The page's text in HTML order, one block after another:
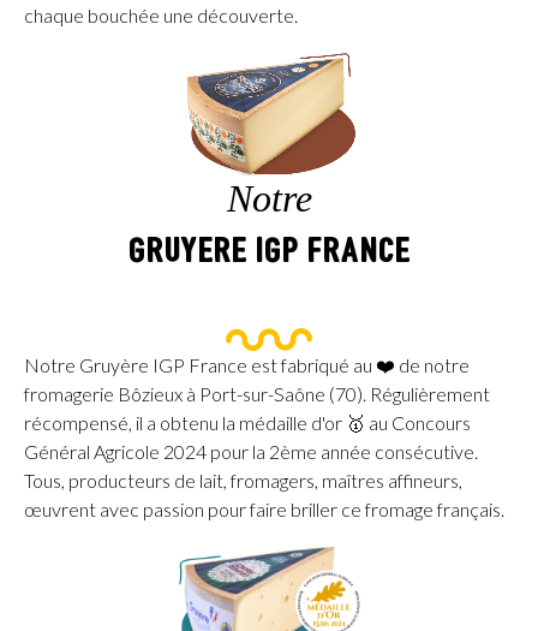
chaque bouchée une découverte.
Notre
Gruyere IGP France
Notre Gruyère IGP France est fabriqué au ❤️ de notre
fromagerie Bôzieux à Port-sur-Saône (70). Régulièrement
récompensé, il a obtenu la médaille d'or 🥇 au Concours
Général Agricole 2024 pour la 2ème année consécutive.
Tous, producteurs de lait, fromagers, maîtres affineurs,
œuvrent avec passion pour faire briller ce fromage français.